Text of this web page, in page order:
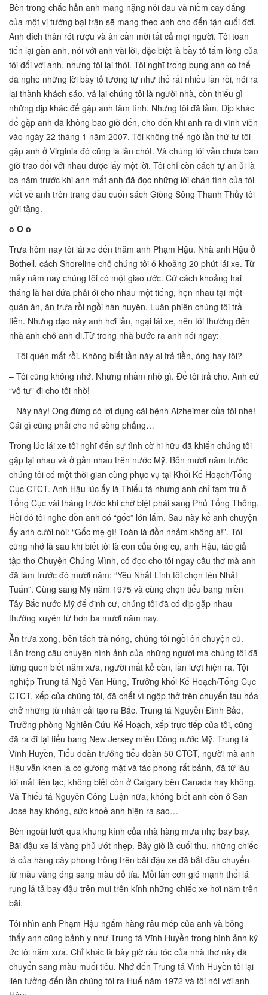
Bên trong chắc hẳn anh mang nặng nỗi đau và niềm cay đắng
của một vị tướng bại trận sẽ mang theo anh cho đến tận cuối đời.
Anh đích thân rót rượu và ân cần mời tất cả mọi người. Tôi toan
tiến lại gần anh, nói với anh vài lời, đặc biệt là bầy tỏ tấm lòng của
tôi đối với anh, nhưng tôi lại thôi. Tôi nghĩ trong bụng anh có thể
đã nghe những lời bầy tỏ tương tự như thế rất nhiều lần rồi, nói ra
lại thành khách sáo, vả lại chúng tôi là người nhà, còn thiếu gì
những dịp khác để gặp anh tâm tình. Nhưng tôi đã lầm. Dịp khác
để gặp anh đã không bao giờ đến, cho đến khi anh ra đi vĩnh viễn
vào ngày 22 tháng 1 năm 2007. Tôi không thể ngờ lần thứ tư tôi
gặp anh ở Virginia đó cũng là lần chót. Và chúng tôi vẫn chưa bao
giờ trao đổi với nhau được lấy một lời. Tôi chỉ còn cách tự an ủi là
ba năm trước khi anh mất anh đã đọc những lời chân tình của tôi
viết về anh trên trang đầu cuốn sách Giòng Sông Thanh Thủy tôi
gửi tặng.
o O o
Trưa hôm nay tôi lái xe đến thăm anh Phạm Hậu. Nhà anh Hậu ở
Bothell, cách Shoreline chỗ chúng tôi ở khoảng 20 phút lái xe. Từ
mấy năm nay chúng tôi có một giao ước. Cứ cách khoảng hai
tháng là hai đứa phải ới cho nhau một tiếng, hẹn nhau tại một
quán ăn, ăn trưa rồi ngồi hàn huyên. Luân phiên chúng tôi trả
tiền. Nhưng dạo này anh hơi lẫn, ngại lái xe, nên tôi thường đến
nhà anh chở anh đi.Từ trong nhà bước ra anh nói ngay:
– Tôi quên mất rồi. Không biết lần này ai trả tiền, ông hay tôi?
– Tôi cũng không nhớ. Nhưng nhầm nhò gì. Để tôi trả cho. Anh cứ
“vô tư” đi cho tôi nhờ!
– Này này! Ông đừng có lợi dụng cái bệnh Alzheimer của tôi nhé!
Cái gì cũng phải cho nó sòng phẳng…
Trong lúc lái xe tôi nghĩ đến sự tình cờ hi hữu đã khiến chúng tôi
gặp lại nhau và ở gần nhau trên nước Mỹ. Bốn mươi năm trước
chúng tôi có một thời gian cùng phục vụ tại Khối Kế Hoạch/Tổng
Cục CTCT. Anh Hậu lúc ấy là Thiếu tá nhưng anh chỉ tạm trú ở
Tổng Cục vài tháng trước khi chờ biệt phái sang Phủ Tổng Thống.
Hồi đó tôi nghe đồn anh có “gốc” lớn lắm. Sau này kể anh chuyện
ấy anh cười nói: “Gốc mẹ gì! Toàn là đồn nhảm không à!”. Tôi
cũng nhớ là sau khi biết tôi là con của ông cụ, anh Hậu, tác giả
tập thơ Chuyện Chúng Mình, có đọc cho tôi ngay câu thơ mà anh
đã làm trước đó mười năm: “Yêu Nhất Linh tôi chọn tên Nhất
Tuấn”. Cùng sang Mỹ năm 1975 và cùng chọn tiểu bang miền
Tây Bắc nước Mỹ để định cư, chúng tôi đã có dịp gặp nhau
thường xuyên từ hơn ba mươi năm nay.
Ăn trưa xong, bên tách trà nóng, chúng tôi ngồi ôn chuyện cũ.
Lẫn trong câu chuyện hình ảnh của những người mà chúng tôi đã
từng quen biết năm xưa, người mất kẻ còn, lần lượt hiện ra. Tội
nghiệp Trung tá Ngô Văn Hùng, Trưởng khối Kế Hoạch/Tổng Cục
CTCT, xếp của chúng tôi, đã chết vì ngộp thở trên chuyến tàu hỏa
chở những tù nhân cải tạo ra Bắc. Trung tá Nguyễn Đình Bảo,
Trưởng phòng Nghiên Cứu Kế Hoạch, xếp trực tiếp của tôi, cũng
đã ra đi tại tiểu bang New Jersey miền Đông nước Mỹ. Trung tá
Vĩnh Huyền, Tiểu đoàn trưởng tiểu đoàn 50 CTCT, người mà anh
Hậu vẫn khen là có gương mặt và tác phong rất bảnh, đã từ lâu
tôi mất liên lạc, không biết còn ở Calgary bên Canada hay không.
Và Thiếu tá Nguyễn Công Luận nữa, không biết anh còn ở San
José hay không, sức khoẻ anh hiện ra sao…
Bên ngoài lướt qua khung kính của nhà hàng mưa nhẹ bay bay.
Bãi đậu xe lá vàng phủ ướt nhẹp. Bây giờ là cuối thu, những chiếc
lá của hàng cây phong trồng trên bãi đậu xe đã bắt đầu chuyển
từ màu vàng óng sang màu đỏ tía. Mỗi lần cơn gió mạnh thổi lá
rụng lả tả bay đậu trên mui trên kính những chiếc xe hơi nằm trên
bãi.
Tôi nhìn anh Phạm Hậu ngắm hàng râu mép của anh và bỗng
thấy anh cũng bảnh y như Trung tá Vĩnh Huyền trong hình ảnh ký
ức tôi năm xưa. Chỉ khác là bây giờ râu tóc của nhà thơ này đã
chuyển sang màu muối tiêu. Nhớ đến Trung tá Vĩnh Huyền tôi lại
liên tưởng đến lần chúng tôi ra Huế năm 1972 và tôi nói với anh